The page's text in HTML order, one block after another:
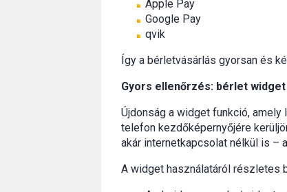
Apple Pay
Google Pay
qvik
Így a bérletvásárlás gyorsan és
Gyors ellenőrzés: bérlet
Újdonság a widget funkció,
telefon kezdőképernyőjére
akár internetkapcsolat nélkül is –
A widget használatáról részletes